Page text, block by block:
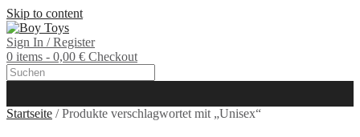
Skip to content
Sign In / Register
0 items - 0,00 € Checkout
Startseite / Produkte verschlagwortet mit „Unisex“